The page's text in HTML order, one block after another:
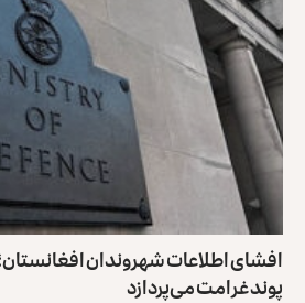
پوند غرامت می‌پردازد